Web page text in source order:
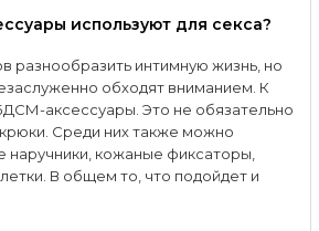
используют для секса?
разнообразить интимную жизнь, но
обходят вниманием. К
аксессуары. Это не обязательно
Среди них также можно
наручники, кожаные фиксаторы,
В общем то, что подойдет и